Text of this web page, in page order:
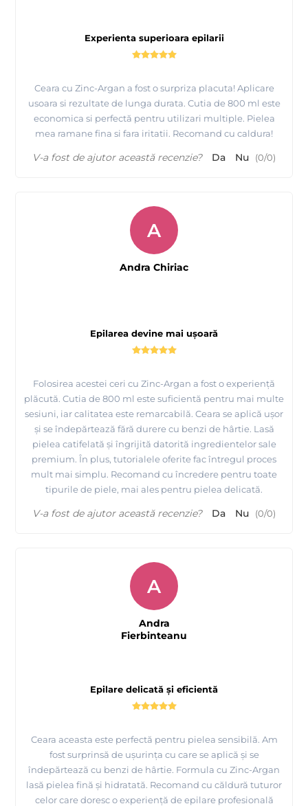
Experienta superioara epilarii
Ceara cu Zinc-Argan a fost o surpriza placuta! Aplicare
usoara si rezultate de lunga durata. Cutia de 800 ml este
economica si perfectă pentru utilizari multiple. Pielea
mea ramane fina si fara iritatii. Recomand cu caldura!
V-a fost de ajutor această recenzie? Da Nu (0/0)
Epilarea devine mai ușoară
Folosirea acestei ceri cu Zinc-Argan a fost o experiență
plăcută. Cutia de 800 ml este suficientă pentru mai multe
sesiuni, iar calitatea este remarcabilă. Ceara se aplică ușor
și se îndepărtează fără durere cu benzi de hârtie. Lasă
pielea catifelată și îngrijită datorită ingredientelor sale
premium. În plus, tutorialele oferite fac întregul proces
mult mai simplu. Recomand cu încredere pentru toate
tipurile de piele, mai ales pentru pielea delicată.
A
Andra Chiriac
V-a fost de ajutor această recenzie? Da Nu (0/0)
Epilare delicată și eficientă
Ceara aceasta este perfectă pentru pielea sensibilă. Am
fost surprinsă de ușurința cu care se aplică și se
îndepărtează cu benzi de hârtie. Formula cu Zinc-Argan
lasă pielea fină și hidratată. Recomand cu căldură tuturor
celor care doresc o experiență de epilare profesională
A
Andra
Fierbinteanu